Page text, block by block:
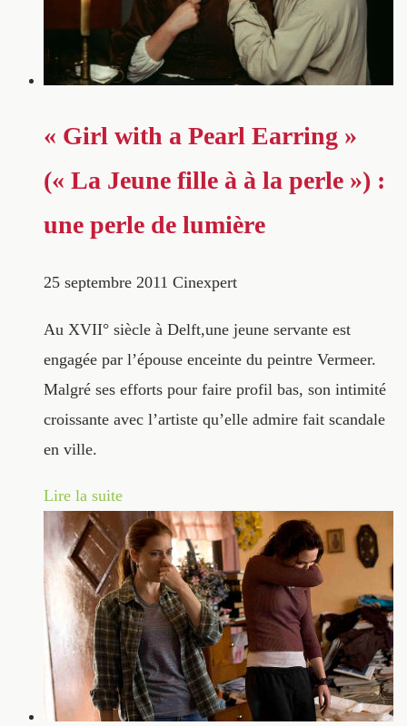
« Girl with a Pearl Earring »
(« La Jeune fille à à la perle ») :
une perle de lumière
25 septembre 2011 Cinexpert
Au XVII° siècle à Delft,une jeune servante est
engagée par l’épouse enceinte du peintre Vermeer.
Malgré ses efforts pour faire profil bas, son intimité
croissante avec l’artiste qu’elle admire fait scandale
en ville.
Lire la suite